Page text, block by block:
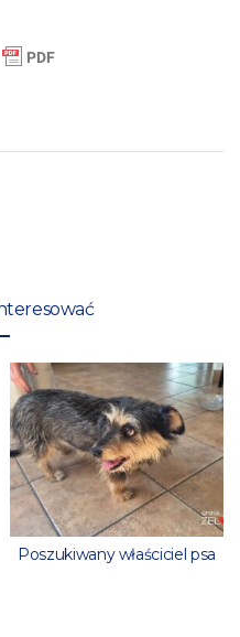
Poszukiwany właściciel psa